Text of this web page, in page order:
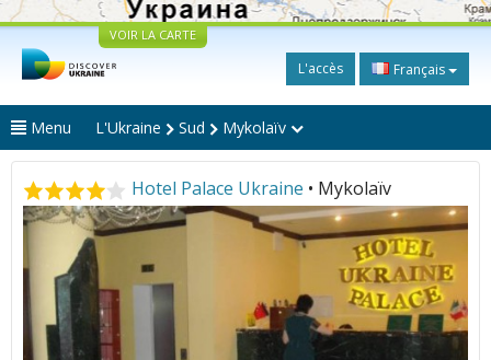
VOIR LA CARTE
L'accès Français
Menu L'Ukraine Sud Mykolaïv
Hotel Palace Ukraine • Mykolaïv